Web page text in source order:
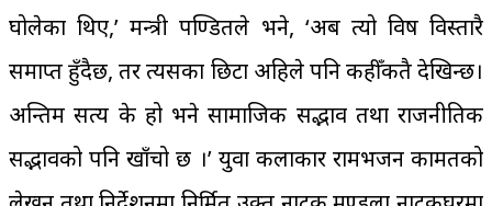
घोलेका थिए,’ मन्त्री पण्डितले भने, ‘अब त्यो विष विस्तारै
समाप्त हुँदैछ, तर त्यसका छिटा अहिले पनि कहीँकतै देखिन्छ।
अन्तिम सत्य के हो भने सामाजिक सद्भाव तथा राजनीतिक
सद्भावको पनि खाँचो छ ।’ युवा कलाकार रामभजन कामतको